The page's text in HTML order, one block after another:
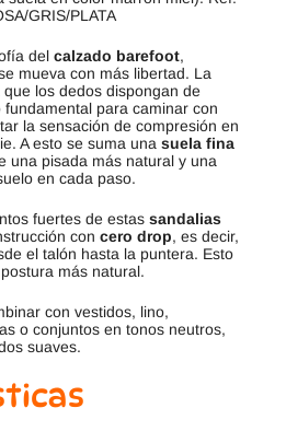
GRIS/PLATA
del calzado barefoot,
mueva con más libertad. La
que los dedos dispongan de
para caminar con
la sensación de compresión en
A esto se suma una suela fina
una pisada más natural y una
en cada paso.
fuertes de estas sandalias
con cero drop, es decir,
el talón hasta la puntera. Esto
más natural.
con vestidos, lino,
o conjuntos en tonos neutros,
suaves.